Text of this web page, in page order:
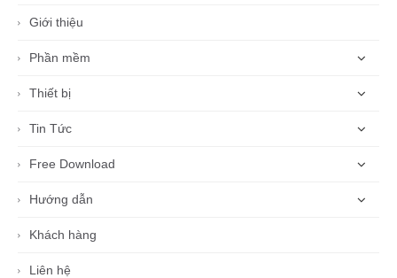
Giới thiệu
Phần mềm
Thiết bị
Tin Tức
Free Download
Hướng dẫn
Khách hàng
Liên hệ